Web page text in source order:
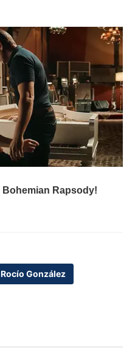
Rocío González